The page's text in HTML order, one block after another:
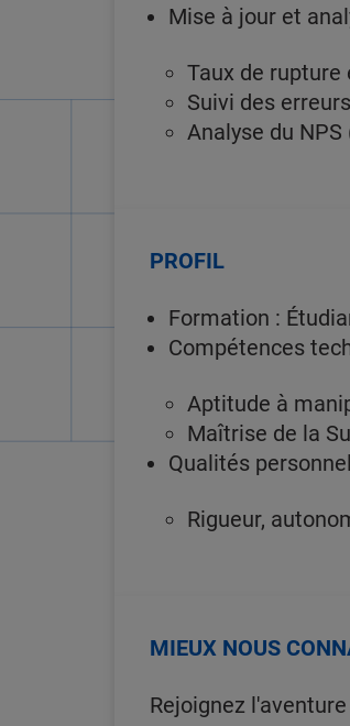
Mise à jour et
Taux de rupture
Suivi des
Analyse du
PROFIL
Formation :
Compétences
Aptitude à
Maîtrise de la
Qualités
Rigueur,
MIEUX NOUS
Rejoignez